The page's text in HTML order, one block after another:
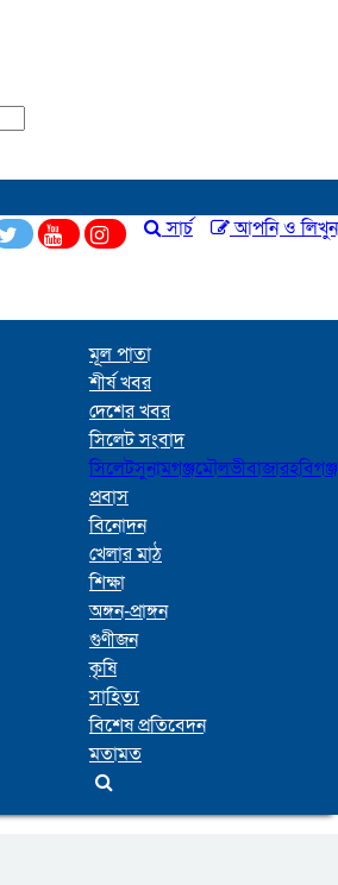
আপনি ও লিখুন
সার্চ
মূল পাতা
শীর্ষ খবর
দেশের খবর
সিলেট সংবাদ
সিলেটসুনামগঞ্জমৌলভীবাজারহবিগঞ্জ
প্রবাস
বিনোদন
খেলার মাঠ
শিক্ষা
অঙ্গন-প্রাঙ্গন
গুণীজন
কৃষি
সাহিত্য
বিশেষ প্রতিবেদন
মতামত